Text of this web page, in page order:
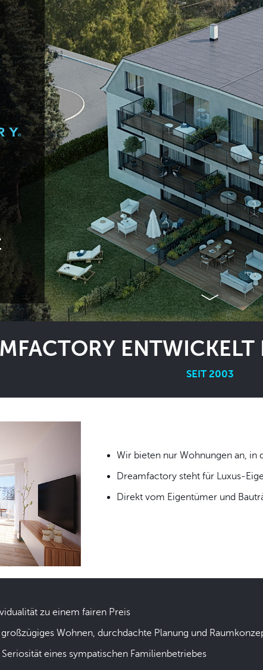
SEIT 2003
Wir bieten nur Wohnungen
Dreamfactory steht für Luxus-
Direkt vom Eigentümer und
zu einem fairen Preis
Wohnen, durchdachte Planung und
eines sympatischen Familienbetriebes